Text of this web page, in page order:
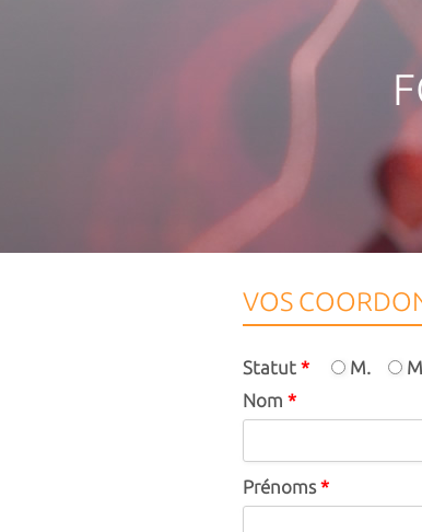
VOS
Statut * M.
Nom *
Prénoms*